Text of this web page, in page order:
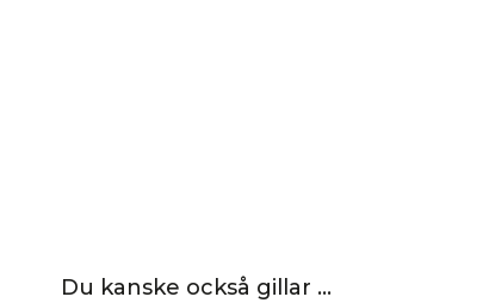
Du kanske också gillar …